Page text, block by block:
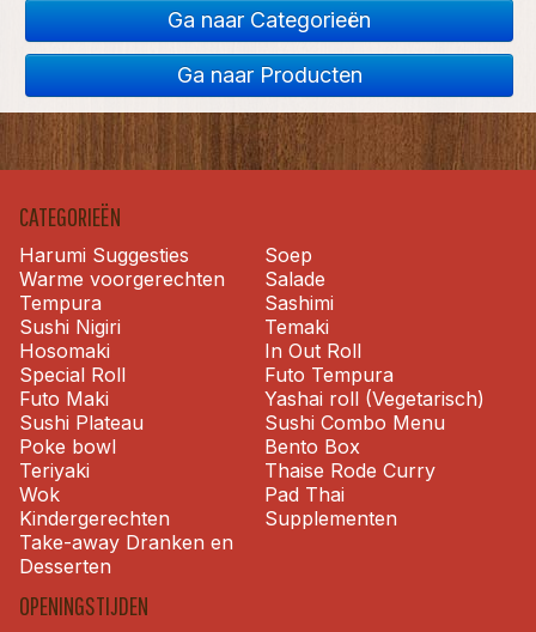
Ga naar Categorieën
Ga naar Producten
CATEGORIEËN
Harumi Suggesties
Soep
Warme voorgerechten
Salade
Tempura
Sashimi
Sushi Nigiri
Temaki
Hosomaki
In Out Roll
Special Roll
Futo Tempura
Futo Maki
Yashai roll (Vegetarisch)
Sushi Plateau
Sushi Combo Menu
Poke bowl
Bento Box
Teriyaki
Thaise Rode Curry
Wok
Pad Thai
Kindergerechten
Supplementen
Take-away Dranken en
Desserten
OPENINGSTIJDEN